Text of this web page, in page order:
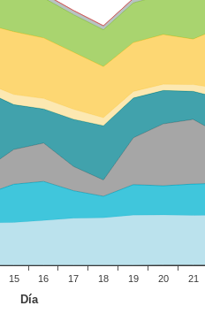
Día
15 16 17 18 19 20 21